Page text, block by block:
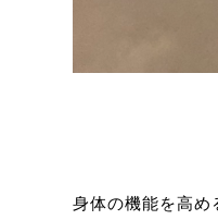
身体の機能を高め